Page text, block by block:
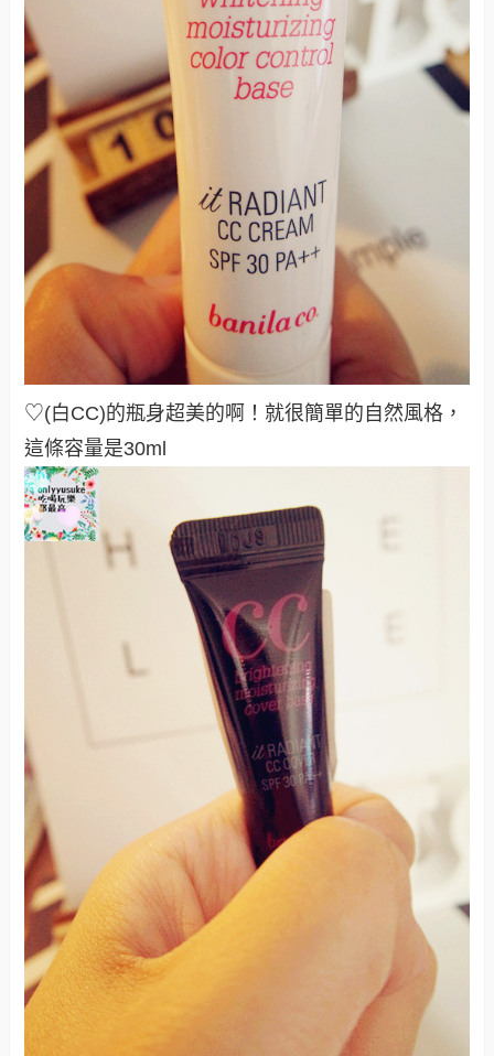
♡(白CC)的瓶身超美的啊！就很簡單的自然風格，
這條容量是30ml